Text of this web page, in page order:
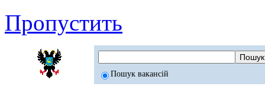
Пропустить
Пошук вакансій